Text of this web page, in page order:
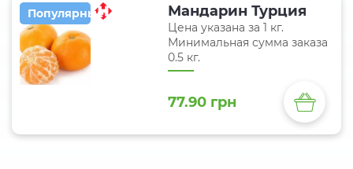
Популярные Мандарин Турция
Цена указана за 1 кг.
Минимальная сумма заказа
0.5 кг.
77.90 грн